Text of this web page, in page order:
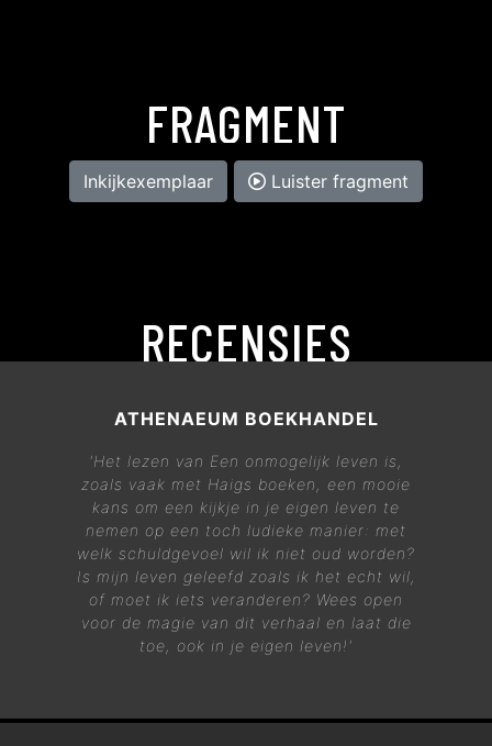
FRAGMENT
Inkijkexemplaar Luister fragment
RECENSIES
ATHENAEUM BOEKHANDEL
'Het lezen van Een onmogelijk leven is,
zoals vaak met Haigs boeken, een mooie
kans om een kijkje in je eigen leven te
nemen op een toch ludieke manier: met
welk schuldgevoel wil ik niet oud worden?
Is mijn leven geleefd zoals ik het echt wil,
of moet ik iets veranderen? Wees open
voor de magie van dit verhaal en laat die
toe, ook in je eigen leven!'